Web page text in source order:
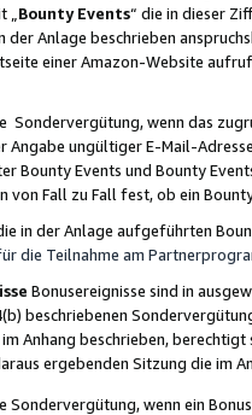
Bounty Events“ die in dieser
der Anlage beschrieben
einer Amazon-Website
Sondervergütung, wenn das
Angabe ungültiger E-Mail-
Bounty Events und Bounty
von Fall zu Fall fest, ob ein
in der Anlage aufgeführten
die Teilnahme am
Bonusereignisse sind in
beschriebenen
Anhang beschrieben,
ergebenden Sitzung die im
Sondervergütung, wenn ein